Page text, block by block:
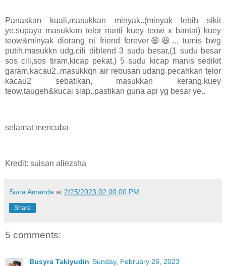
Panaskan kuali,masukkan minyak..(minyak lebih sikit
ye,supaya masukkan telor nanti kuey teow x bantat) kuey
teow&minyak diorang ni friend forever😆😆... tumis bwg
putih,masukkn udg,cili diblend 3 sudu besar,(1 sudu besar
sos cili,sos tiram,kicap pekat,) 5 sudu kicap manis sedikit
garam,kacau2..masukkqn air rebusan udang pecahkan telor
kacau2 sebatikan, masukkan kerang,kuey
teow,taugeh&kucai siap..pastikan guna api yg besar ye..
selamat mencuba
Kredit: suisan aliezsha
Suria Amanda at 2/25/2023 02:00:00 PM
Share
5 comments:
Busyra Takiyudin Sunday, February 26, 2023